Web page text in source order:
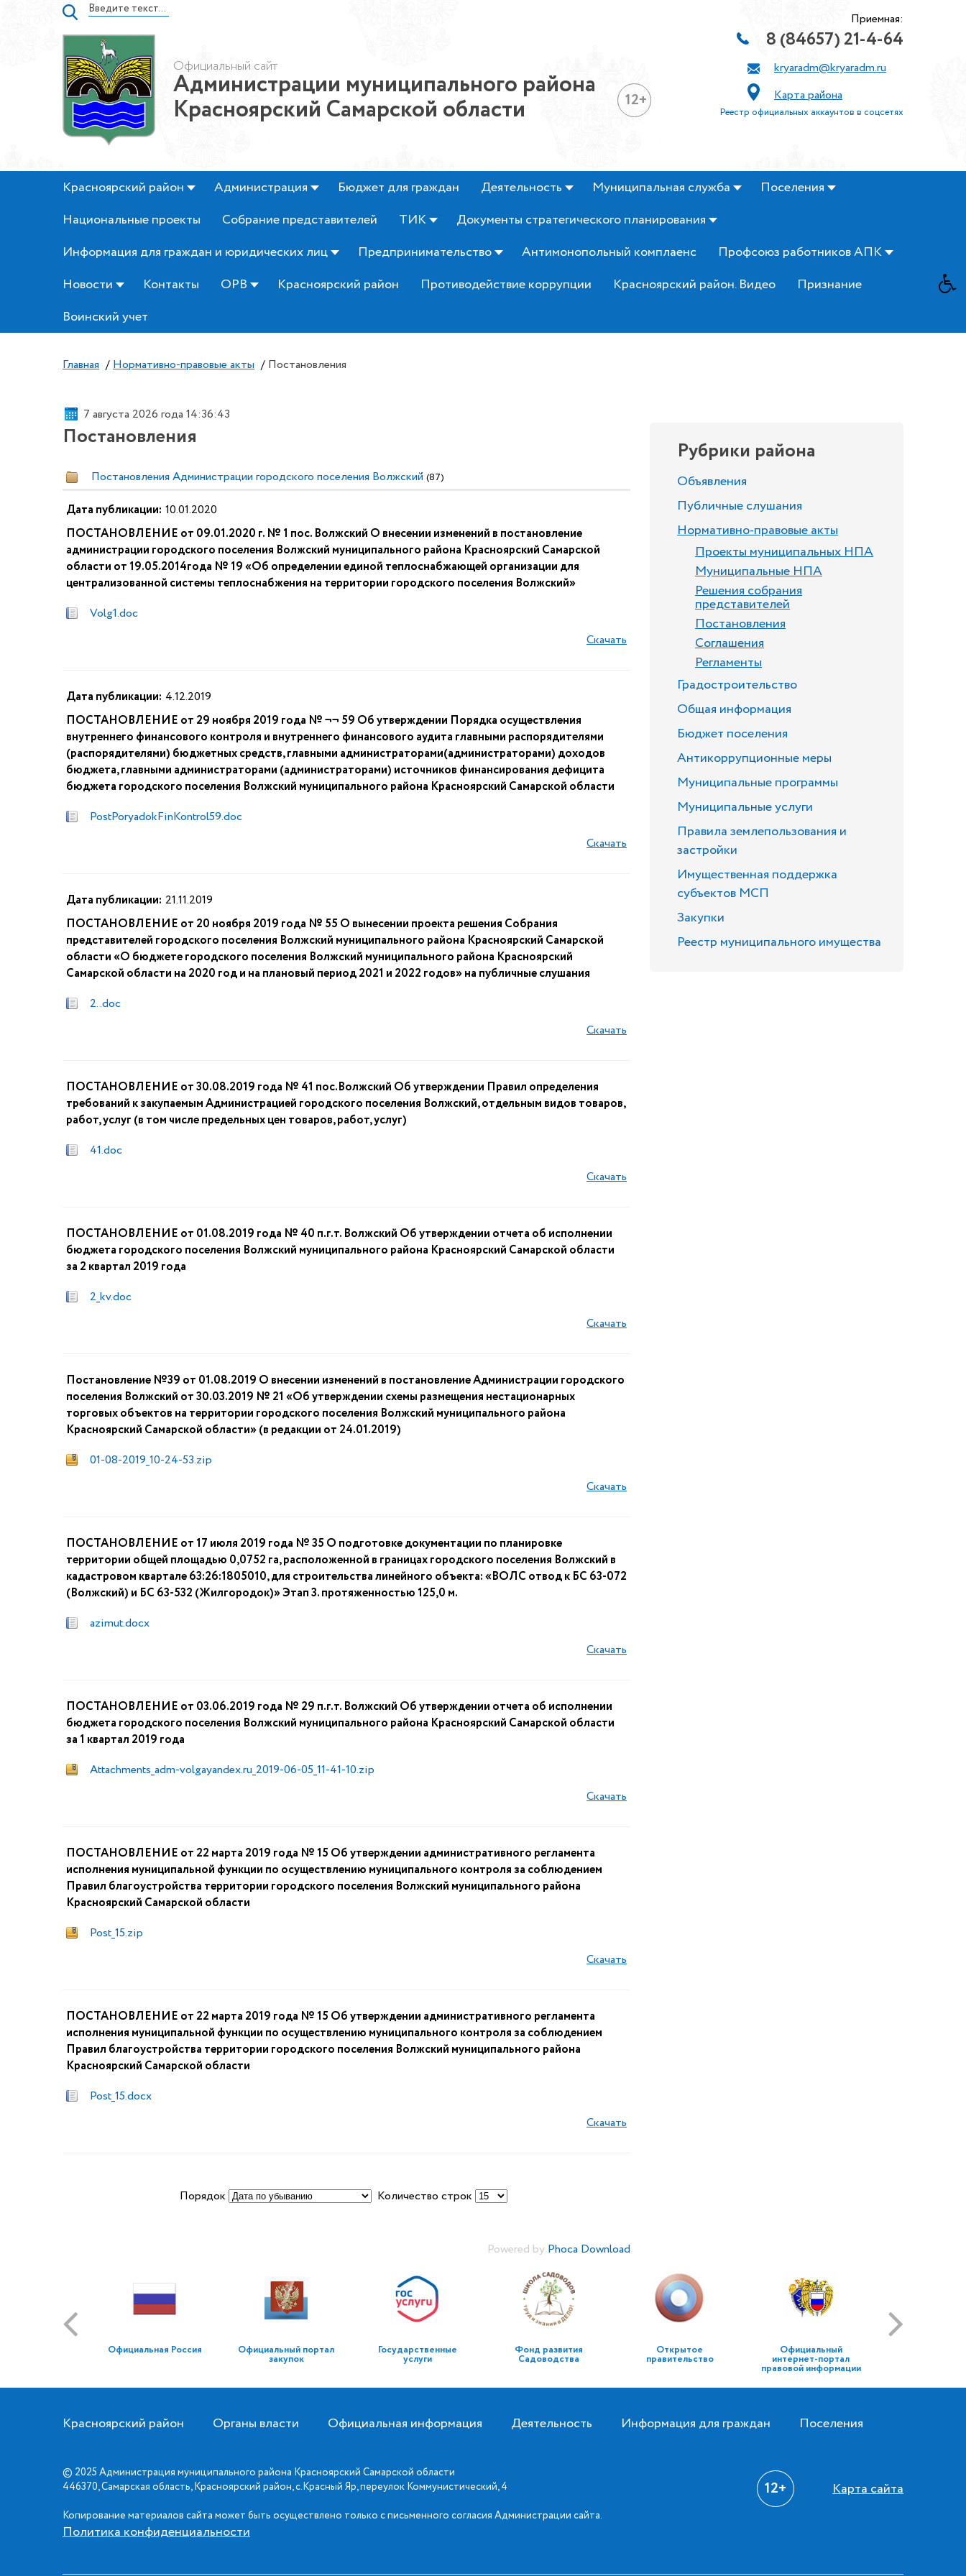
Официальный сайт
Администрации муниципального района
Красноярский Самарской области 12+
Приемная:
8 (84657) 21-4-64
kryaradm@kryaradm.ru
Карта района
Реестр официальных аккаунтов в соцсетях
Красноярский район Администрация Бюджет для граждан Деятельность Муниципальная служба
Поселения
Национальные проекты
Собрание представителей ТИК
Документы стратегического планирования
Информация для граждан и юридических лиц
Предпринимательство Антимонопольный комплаенс
Профсоюз работников АПК
Новости
Контакты ОРВ Красноярский район Противодействие коррупции Красноярский район. Видео
Признание
Воинский учет
Главная / Нормативно-правовые акты / Постановления
7 августа 2026 года 14:36:43
Постановления
Постановления Администрации городского поселения Волжский (87)
Дата публикации: 10.01.2020
ПОСТАНОВЛЕНИЕ от 09.01.2020 г. № 1 пос. Волжский О внесении изменений в постановление
администрации городского поселения Волжский муниципального района Красноярский Самарской
области от 19.05.2014года № 19 «Об определении единой теплоснабжающей организации для
централизованной системы теплоснабжения на территории городского поселения Волжский»
Volg1.doc
Скачать
Дата публикации: 4.12.2019
ПОСТАНОВЛЕНИЕ от 29 ноября 2019 года № ¬¬ 59 Об утверждении Порядка осуществления
внутреннего финансового контроля и внутреннего финансового аудита главными распорядителями
(распорядителями) бюджетных средств, главными администраторами(администраторами) доходов
бюджета, главными администраторами (администраторами) источников финансирования дефицита
бюджета городского поселения Волжский муниципального района Красноярский Самарской области
PostPoryadokFinKontrol59.doc
Скачать
Дата публикации: 21.11.2019
ПОСТАНОВЛЕНИЕ от 20 ноября 2019 года № 55 О вынесении проекта решения Собрания
представителей городского поселения Волжский муниципального района Красноярский Самарской
области «О бюджете городского поселения Волжский муниципального района Красноярский
Самарской области на 2020 год и на плановый период 2021 и 2022 годов» на публичные слушания
2. .doc
Скачать
ПОСТАНОВЛЕНИЕ от 30.08.2019 года № 41 пос.Волжский Об утверждении Правил определения
требований к закупаемым Администрацией городского поселения Волжский, отдельным видов товаров,
работ, услуг (в том числе предельных цен товаров, работ, услуг)
41.doc
Скачать
ПОСТАНОВЛЕНИЕ от 01.08.2019 года № 40 п.г.т. Волжский Об утверждении отчета об исполнении
бюджета городского поселения Волжский муниципального района Красноярский Самарской области
за 2 квартал 2019 года
2_kv.doc
Скачать
Постановление №39 от 01.08.2019 О внесении изменений в постановление Администрации городского
поселения Волжский от 30.03.2019 № 21 «Об утверждении схемы размещения нестационарных
торговых объектов на территории городского поселения Волжский муниципального района
Красноярский Самарской области» (в редакции от 24.01.2019)
01-08-2019_10-24-53.zip
Скачать
ПОСТАНОВЛЕНИЕ от 17 июля 2019 года № 35 О подготовке документации по планировке
территории общей площадью 0,0752 га, расположенной в границах городского поселения Волжский в
кадастровом квартале 63:26:1805010, для строительства линейного объекта: «ВОЛС отвод к БС 63-072
(Волжский) и БС 63-532 (Жилгородок)» Этап 3. протяженностью 125,0 м.
azimut.docx
Скачать
ПОСТАНОВЛЕНИЕ от 03.06.2019 года № 29 п.г.т. Волжский Об утверждении отчета об исполнении
бюджета городского поселения Волжский муниципального района Красноярский Самарской области
за 1 квартал 2019 года
Attachments_adm-volgayandex.ru_2019-06-05_11-41-10.zip
Скачать
ПОСТАНОВЛЕНИЕ от 22 марта 2019 года № 15 Об утверждении административного регламента
исполнения муниципальной функции по осуществлению муниципального контроля за соблюдением
Правил благоустройства территории городского поселения Волжский муниципального района
Красноярский Самарской области
Post_15.zip
Скачать
ПОСТАНОВЛЕНИЕ от 22 марта 2019 года № 15 Об утверждении административного регламента
исполнения муниципальной функции по осуществлению муниципального контроля за соблюдением
Правил благоустройства территории городского поселения Волжский муниципального района
Красноярский Самарской области
Post_15.docx
Скачать
Порядок Количество строк
Powered by Phoca Download
Рубрики района
Объявления
Публичные слушания
Нормативно-правовые акты
Проекты муниципальных НПА
Муниципальные НПА
Решения собрания
представителей
Постановления
Соглашения
Регламенты
Градостроительство
Общая информация
Бюджет поселения
Антикоррупционные меры
Муниципальные программы
Муниципальные услуги
Правила землепользования и
застройки
Имущественная поддержка
субъектов МСП
Закупки
Реестр муниципального имущества
Официальная Россия Официальный портал
закупок
Государственные
услуги
Фонд развития
Садоводства
Открытое
правительство
Официальный
интернет-портал
правовой информации
Красноярский район Органы власти Официальная информация Деятельность Информация для граждан Поселения
© 2025 Администрация муниципального района Красноярский Самарской области
446370, Самарская область, Красноярский район, с.Красный Яр, переулок Коммунистический, 4
Копирование материалов сайта может быть осуществлено только с письменного согласия Администрации сайта.
Политика конфиденциальности
12+ Карта сайта